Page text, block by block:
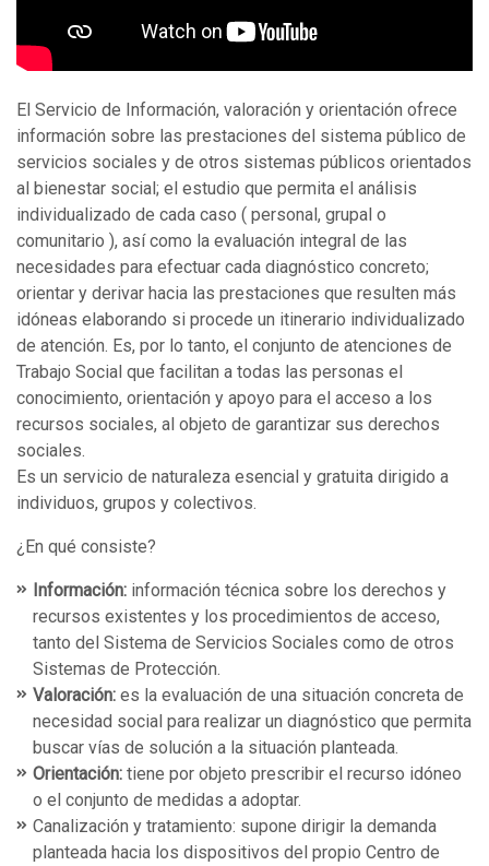
El Servicio de Información, valoración y orientación ofrece
información sobre las prestaciones del sistema público de
servicios sociales y de otros sistemas públicos orientados
al bienestar social; el estudio que permita el análisis
individualizado de cada caso ( personal, grupal o
comunitario ), así como la evaluación integral de las
necesidades para efectuar cada diagnóstico concreto;
orientar y derivar hacia las prestaciones que resulten más
idóneas elaborando si procede un itinerario individualizado
de atención. Es, por lo tanto, el conjunto de atenciones de
Trabajo Social que facilitan a todas las personas el
conocimiento, orientación y apoyo para el acceso a los
recursos sociales, al objeto de garantizar sus derechos
sociales.
Es un servicio de naturaleza esencial y gratuita dirigido a
individuos, grupos y colectivos.
¿En qué consiste?
Información: información técnica sobre los derechos y
recursos existentes y los procedimientos de acceso,
tanto del Sistema de Servicios Sociales como de otros
Sistemas de Protección.
Valoración: es la evaluación de una situación concreta de
necesidad social para realizar un diagnóstico que permita
buscar vías de solución a la situación planteada.
Orientación: tiene por objeto prescribir el recurso idóneo
o el conjunto de medidas a adoptar.
Canalización y tratamiento: supone dirigir la demanda
planteada hacia los dispositivos del propio Centro de